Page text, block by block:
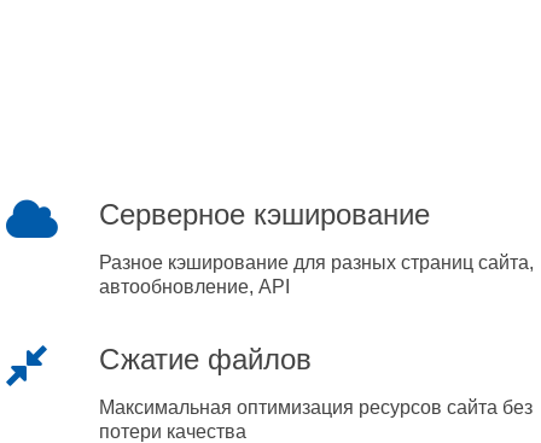
Серверное кэширование
Разное кэширование для разных страниц сайта,
автообновление, API
Сжатие файлов
Максимальная оптимизация ресурсов сайта без
потери качества